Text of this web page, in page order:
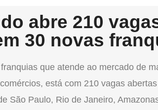
abre 210
30 novas
que atende ao mercado de
está com 210 vagas
São Paulo, Rio de Janeiro,